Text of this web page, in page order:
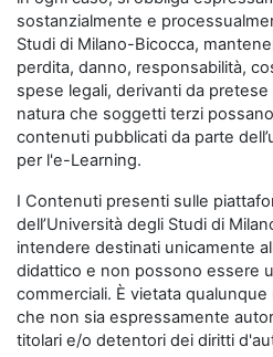
sostanzialmente e
Studi di Milano-Bicocca,
perdita, danno, responsabilità,
spese legali, derivanti da
natura che soggetti terzi
contenuti pubblicati da parte
per l'e-Learning.
I Contenuti presenti sulle
dell’Università degli Studi di
intendere destinati unicamente
didattico e non possono essere
commerciali. È vietata
che non sia espressamente
titolari e/o detentori dei diritti